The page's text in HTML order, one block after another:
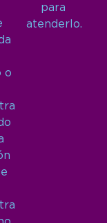
o
para
atenderlo.